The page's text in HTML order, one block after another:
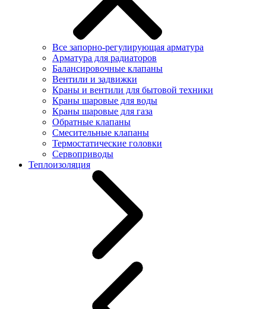
Все запорно-регулирующая арматура
Арматура для радиаторов
Балансировочные клапаны
Вентили и задвижки
Краны и вентили для бытовой техники
Краны шаровые для воды
Краны шаровые для газа
Обратные клапаны
Смесительные клапаны
Термостатические головки
Сервоприводы
Теплоизоляция